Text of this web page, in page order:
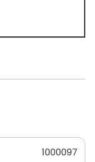
1000097